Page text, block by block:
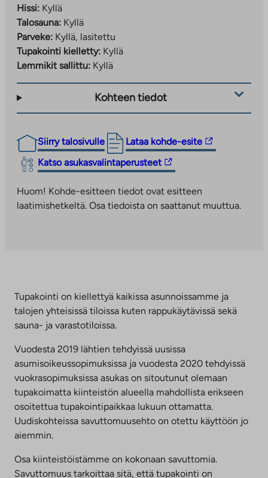
Hissi: Kyllä
Talosauna: Kyllä
Parveke: Kyllä, lasitettu
Tupakointi kielletty: Kyllä
Lemmikit sallittu: Kyllä
Kohteen tiedot
Siirry talosivulle Lataa kohde-esite
Linkki
vie
ulkopuoliseen
Linkki
aukeaa
Katso asukasvalintaperusteet
Linkki
vie
ulkopuoliseen
palveluun.
Huom! Kohde-esitteen tiedot ovat esitteen
laatimishetkeltä. Osa tiedoista on saattanut muuttua.
Tupakointi on kiellettyä kaikissa asunnoissamme ja
talojen yhteisissä tiloissa kuten rappukäytävissä sekä
sauna- ja varastotiloissa.
Vuodesta 2019 lähtien tehdyissä uusissa
asumisoikeussopimuksissa ja vuodesta 2020 tehdyissä
vuokrasopimuksissa asukas on sitoutunut olemaan
tupakoimatta kiinteistön alueella mahdollista erikseen
osoitettua tupakointipaikkaa lukuun ottamatta.
Uudiskohteissa savuttomuusehto on otettu käyttöön jo
aiemmin.
Osa kiinteistöistämme on kokonaan savuttomia.
Savuttomuus tarkoittaa sitä, että tupakointi on